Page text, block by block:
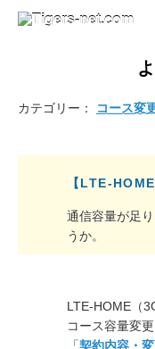
【LTE-
通信容量が足
うか。
カテゴリー： コース変
LTE-HOME（
コース容量変
「契約内容・